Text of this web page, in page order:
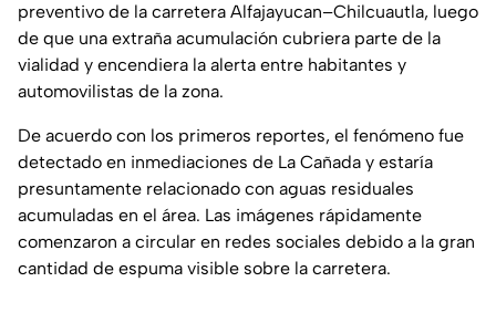
preventivo de la carretera Alfajayucan–Chilcuautla, luego
de que una extraña acumulación cubriera parte de la
vialidad y encendiera la alerta entre habitantes y
automovilistas de la zona.
De acuerdo con los primeros reportes, el fenómeno fue
detectado en inmediaciones de La Cañada y estaría
presuntamente relacionado con aguas residuales
acumuladas en el área. Las imágenes rápidamente
comenzaron a circular en redes sociales debido a la gran
cantidad de espuma visible sobre la carretera.